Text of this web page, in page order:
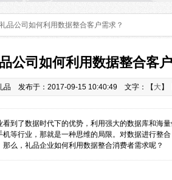
品公司如何利用数据整合客户需求？
公司如何利用数据整合客
品 发布于：2017-09-15 10:40:49 文字：【 大】
到了数据时代下的优势，利用强大的数据库和海
等行业，那就是一种思维的局限。对数据进行整
么，礼品企业如何利用数据整合消费者需求呢？